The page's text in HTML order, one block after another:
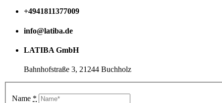
+4941811377009
info@latiba.de
LATIBA GmbH
Bahnhofstraße 3, 21244 Buchholz
Name *